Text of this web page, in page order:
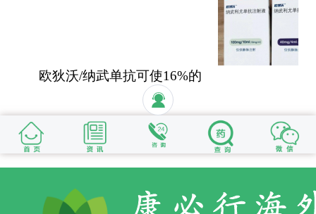
欧狄沃/纳武单抗可使16%的
晚期肺癌患者活过5年